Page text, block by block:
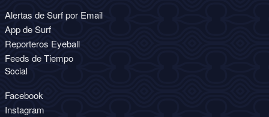
Alertas de Surf por Email
App de Surf
Reporteros Eyeball
Feeds de Tiempo
Social
Facebook
Instagram